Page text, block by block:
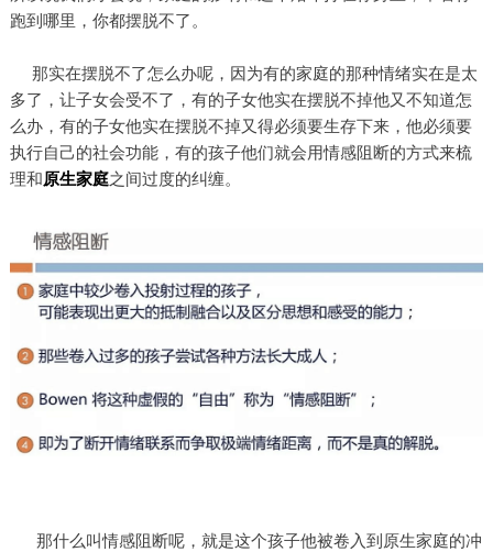
跑到哪里，你都摆脱不了。
那实在摆脱不了怎么办呢，因为有的家庭的那种情绪实在是太
多了，让子女会受不了，有的子女他实在摆脱不掉他又不知道怎
么办，有的子女他实在摆脱不掉又得必须要生存下来，他必须要
执行自己的社会功能，有的孩子他们就会用情感阻断的方式来梳
理和原生家庭之间过度的纠缠。
那什么叫情感阻断呢，就是这个孩子他被卷入到原生家庭的冲